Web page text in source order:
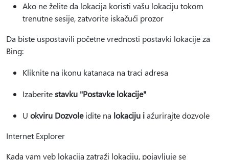
Ako ne želite da lokacija koristi vašu lokaciju tokom
trenutne sesije, zatvorite iskačući prozor
Da biste uspostavili početne vrednosti postavki lokacije za
Bing:
Kliknite na ikonu katanaca na traci adresa
Izaberitestavku "Postavke lokacije"
U okviru Dozvoleidite na lokaciju iažurirajte dozvole
Internet Explorer
Kada vam veb lokacija zatraži lokaciju, pojavljuje se